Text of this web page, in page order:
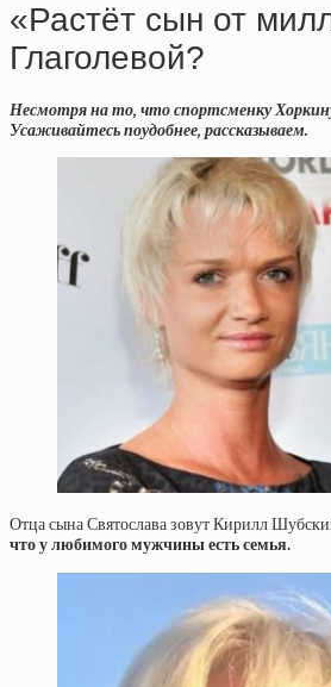
«Растёт сын от
Глаголевой?
Несмотря на то, что спортсменку
Усаживайтесь поудобнее, рассказываем.
Отца сына Святослава зовут Кирилл
что у любимого мужчины есть семья.